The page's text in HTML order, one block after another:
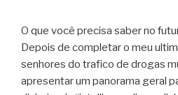
O que você precisa saber no
Depois de completar o meu
senhores do trafico de drogas
apresentar um panorama geral